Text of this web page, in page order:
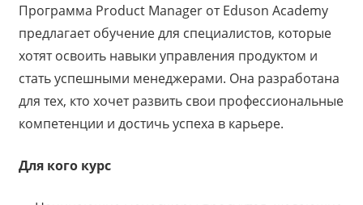
Программа Product Manager от Eduson Academy
предлагает обучение для специалистов, которые
хотят освоить навыки управления продуктом и
стать успешными менеджерами. Она разработана
для тех, кто хочет развить свои профессиональные
компетенции и достичь успеха в карьере.
Для кого курс